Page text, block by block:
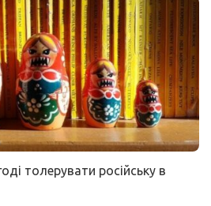
толерувати російську в